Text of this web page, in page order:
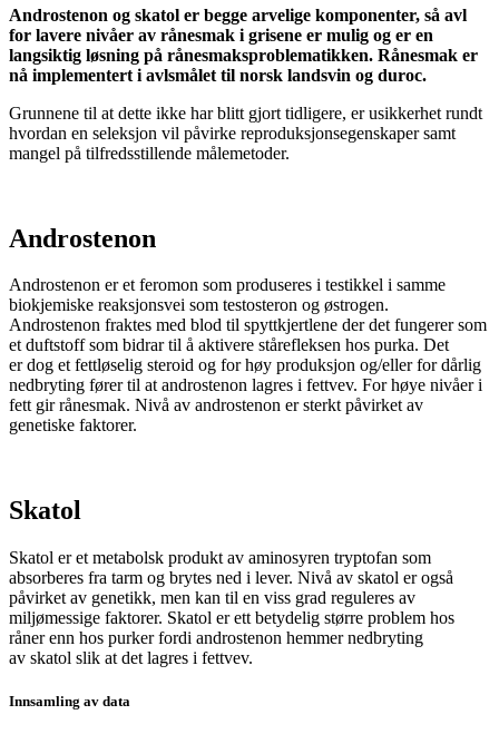
Androstenon og skatol er begge arvelige komponenter, så avl
for lavere nivåer av rånesmak i grisene er mulig og er en
langsiktig løsning på rånesmaksproblematikken. Rånesmak er
nå implementert i avlsmålet til norsk landsvin og duroc.
Grunnene til at dette ikke har blitt gjort tidligere, er usikkerhet rundt
hvordan en seleksjon vil påvirke reproduksjonsegenskaper samt
mangel på tilfredsstillende målemetoder.
Androstenon
Androstenon er et feromon som produseres i testikkel i samme
biokjemiske reaksjonsvei som testosteron og østrogen.
Androstenon fraktes med blod til spyttkjertlene der det fungerer som
et duftstoff som bidrar til å aktivere stårefleksen hos purka. Det
er dog et fettløselig steroid og for høy produksjon og/eller for dårlig
nedbryting fører til at androstenon lagres i fettvev. For høye nivåer i
fett gir rånesmak. Nivå av androstenon er sterkt påvirket av
genetiske faktorer.
Skatol
Skatol er et metabolsk produkt av aminosyren tryptofan som
absorberes fra tarm og brytes ned i lever. Nivå av skatol er også
påvirket av genetikk, men kan til en viss grad reguleres av
miljømessige faktorer. Skatol er ett betydelig større problem hos
råner enn hos purker fordi androstenon hemmer nedbryting
av skatol slik at det lagres i fettvev.
Innsamling av data